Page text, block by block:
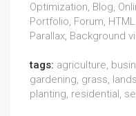
Optimization, Blog,
Portfolio, Forum,
Parallax, Background
tags: agriculture,
gardening, grass,
planting, residential,